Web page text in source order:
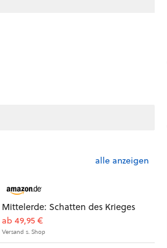
alle anzeigen
Mittelerde: Schatten des Krieges
ab 49,95 €
Versand s. Shop